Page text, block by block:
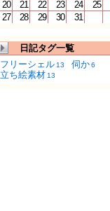
20
21 22 23 24 25
27
28 29 30 31
日記タグ一覧
フリーシェル 13 伺か6
立ち絵素材 13